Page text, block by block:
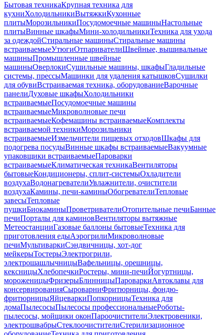
Бытовая техникаКрупная техника для
кухниХолодильникиВытяжкиКухонные
плитыМорозильникиПосудомоечные машиныНастольные
плитыВинные шкафыМини-холодильникиТехника для ухода
за одеждойСтиральные машиныСтиральные машины
встраиваемыеУтюгиОтпаривателиШвейные, вышивальные
машиныПромышленные швейные
машиныОверлокиСушильные машины, шкафыГладильные
системы, прессыМашинки для удаления катышковСушилки
для обувиВстраиваемая техника, оборудованиеВарочные
панелиДуховые шкафыХолодильники
встраиваемыеПосудомоечные машины
встраиваемыеМикроволновые печи
встраиваемыеКофемашины встраиваемыеКомплекты
встраиваемой техникиМорозильники
встраиваемыеИзмельчители пищевых отходовШкафы для
подогрева посудыВинные шкафы встраиваемыеВакуумные
упаковщики встраиваемыеПароварки
встраиваемыеКлиматическая техникаВентиляторы
бытовыеКондиционеры, сплит-системыОхладители
воздухаВодонагревателиУвлажнители, очистители
воздухаКамины, печи-каминыОбогревателиТепловые
завесыТепловые
пушкиБиокаминыПроветривателиОтопительные печиБанные
печиПорталы для каминовВентиляторы вытяжные
МетеостанцииГазовые баллоны бытовыеТехника для
приготовления едыАэрогрилиМикроволновые
печиМультиваркиСэндвичницы, хот-дог
мейкерыТостерыЭлектрогрили,
электрошашлычницыВафельницы, орешницы,
кексницыХлебопечкиРостеры, мини-печиЙогуртницы,
мороженицыФризерыБлинницыПароваркиАвтоклавы для
консервированияСыроварниФритюрницы, фондю-
фритюрницыЯйцеваркиПопкорницыТехника для
домаПылесосыПылесосы профессиональныеРоботы-
пылесосы, мойщики оконПароочистителиЭлектровеники,
электрошвабрыСтеклоочистителиСтерилизационное